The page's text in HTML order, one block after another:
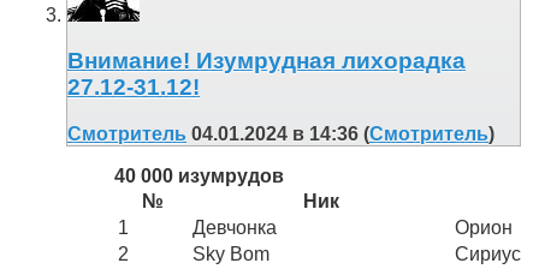
Внимание! Изумрудная лихорадка
27.12-31.12!
Смотритель 04.01.2024 в 14:36 (Смотритель)
40 000 изумрудов
№
Ник
1
Девчонка
Орион
2
Sky Bom
Сириус